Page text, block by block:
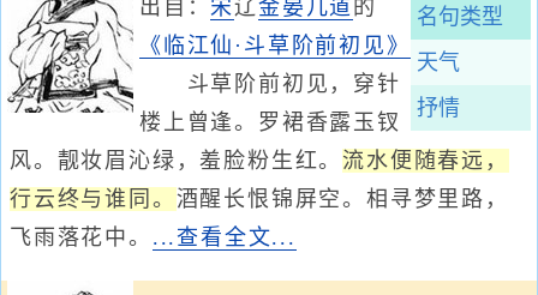
名句类型
天气
抒情
出自：宋辽金晏几道 的
《临江仙·斗草阶前初见》
斗草阶前初见，穿针
楼上曾逢。罗裙香露玉钗
风。靓妆眉沁绿，羞脸粉生红。 流水便随春远，
行云终与谁同。 酒醒长恨锦屏空。相寻梦里路，
飞雨落花中。 ...查看全文...